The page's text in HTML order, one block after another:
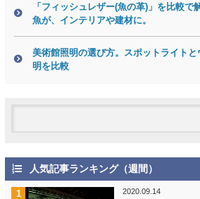
「フィッシュレザー(魚の革)」を比較で
魚が、インテリアや建材に。
美術館照明の選び方。スポットライト
明を比較
人気記事ランキング（週間）
2020.09.14